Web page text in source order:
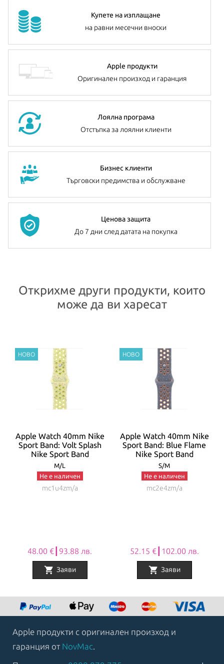
Купете на изплащане
на равни месечни вноски
Apple продукти
Оригинален произход и гаранция
Лоялна програма
Отстъпка за лоялни клиенти
Бизнес клиенти
Търговски предимства и обслужване
Ценова защита
До 7 дни след датата на покупка
Открихме други продукти, които
може да ви харесат
Apple Watch 40mm Nike
Sport Band: Volt Splash
Nike Sport Band
M/L
Не е наличен
mc1u4zm/a
48.00 €┃93.88 лв.
shopping_cart Заяви
Apple Watch 40mm Nike
Sport Band: Blue Flame
Nike Sport Band
S/M
Не е наличен
mc2e4zm/a
52.15 €┃102.00 лв.
shopping_cart Заяви
8
Apple продукти с оригинален произход и
гаранция от NovMac.